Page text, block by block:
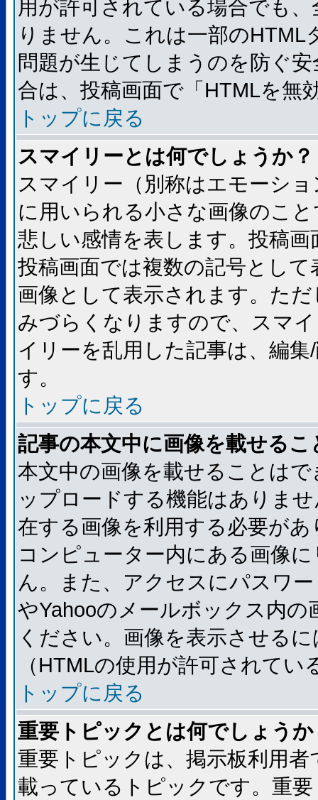
用が許可されている場合でも
りません。これは一部の
問題が生じてしまうのを防ぐ
合は、投稿画面で「HTMLを無
トップに戻る
スマイリーとは何でしょうか？
スマイリー（別称はエモーシ
に用いられる小さな画像のこ
悲しい感情を表します。投稿
投稿画面では複数の記号とし
画像として表示されます。た
みづらくなりますので、スマ
イリーを乱用した記事は、編
す。
トップに戻る
記事の本文中に画像を載せる
本文中の画像を載せることは
ップロードする機能はありま
在する画像を利用する必要が
コンピューター内にある画像
ん。また、アクセスにパスワ
やYahooのメールボックス内
ください。画像を表示させる
（HTMLの使用が許可されて
トップに戻る
重要トピックとは何でしょうか
重要トピックは、掲示板利用
載っているトピックです。重